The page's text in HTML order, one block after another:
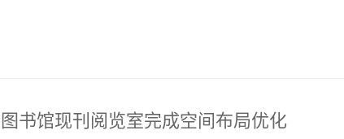
图书馆现刊阅览室完成空间布局优化